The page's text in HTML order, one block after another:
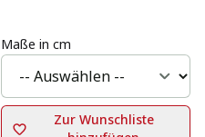
Maße in cm
Zur Wunschliste